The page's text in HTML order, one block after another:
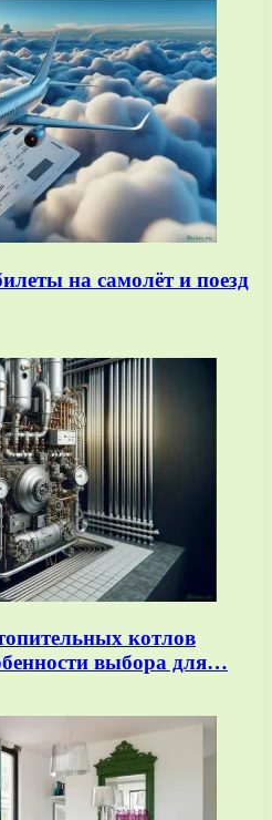
на самолёт и поезд
котлов
выбора для…